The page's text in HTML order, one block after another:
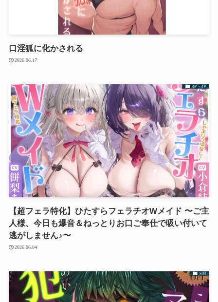
口淫狐に化かされる
2026.06.17
3P・4P
【超フェラ特化】ひたすらフェラチオWメイド 〜ご主
人様、今日も爆音＆ねっとりお口ご奉仕で吸い付いて
逃がしません♪〜
2026.06.04
SM